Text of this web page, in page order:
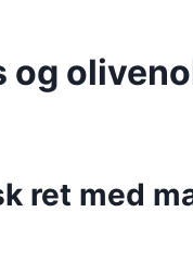
og
ret med